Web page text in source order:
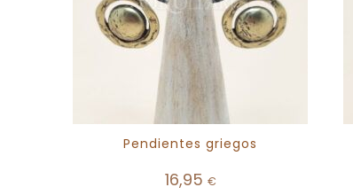
Pendientes griegos
16,95 €